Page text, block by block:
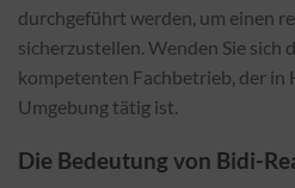
durchgeführt werden, um einen
sicherzustellen. Wenden Sie sich
kompetenten Fachbetrieb, der
Umgebung tätig ist.
Die Bedeutung von Bidi-